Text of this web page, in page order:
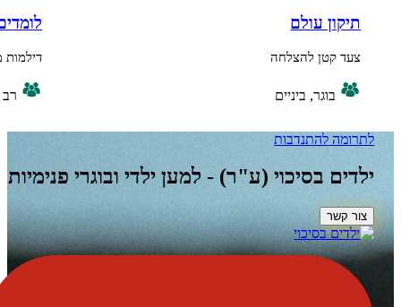
עולם
להצלחה
בוגר, ביניים
לומדים
דילמות מנהיגות
להתנדבות
בסיכוי (ע"ר) - למען ילדי ובוגרי פנימיות